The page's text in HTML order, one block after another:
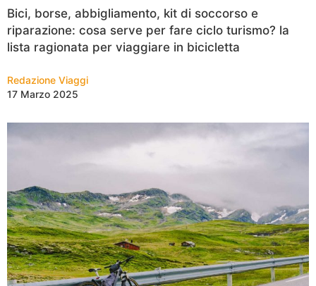
Bici, borse, abbigliamento, kit di soccorso e
riparazione: cosa serve per fare ciclo turismo? la
lista ragionata per viaggiare in bicicletta
Redazione Viaggi
17 Marzo 2025